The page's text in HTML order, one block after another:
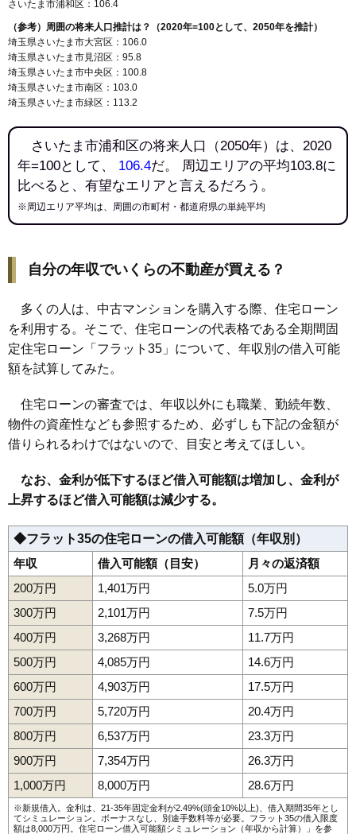
さいたま市浦和区：106.4
（参考）周囲の将来人口推計は？（2020年=100として、2050年を推計）
埼玉県さいたま市大宮区：106.0
埼玉県さいたま市見沼区：95.8
埼玉県さいたま市中央区：100.8
埼玉県さいたま市南区：103.0
埼玉県さいたま市緑区：113.2
さいたま市浦和区の将来人口（2050年）は、2020
年=100として、 106.4だ。 周辺エリアの平均103.8に
比べると、有望なエリアと言えるだろう。
※周辺エリア平均は、周囲の市町村・都道府県の単純平均
自分の年収でいくらの不動産が買える？
多くの人は、中古マンションを購入する際、住宅ローン
を利用する。そこで、住宅ローンの代表格である全期間固
定住宅ローン「フラット35」について、年収別の借入可能
額を試算してみた。
住宅ローンの審査では、年収以外にも職業、勤続年数、
物件の資産性なども参照するため、必ずしも下記の金額が
借りられるわけではないので、目安と考えてほしい。
なお、金利が低下するほど借入可能額は増加し、金利が
上昇するほど借入可能額は減少する。
◆フラット35の住宅ローンの借入可能額（年収別）
年収
借入可能額（目安）
月々の返済額
200万円
1,401万円
5.0万円
300万円
2,101万円
7.5万円
400万円
3,268万円
11.7万円
500万円
4,085万円
14.6万円
600万円
4,903万円
17.5万円
700万円
5,720万円
20.4万円
800万円
6,537万円
23.3万円
900万円
7,354万円
26.3万円
1,000万円
8,000万円 28.6万円
※新規借入。金利は、21-35年固定金利が2.49%(頭金10%以上)、借入期間35年とし
てシミュレーション。ボーナスなし、別途手数料等が必要。フラット35の借入限度
額は8,000万円。 住宅ローン借入可能額シミュレーション（年収から計算）
」を参